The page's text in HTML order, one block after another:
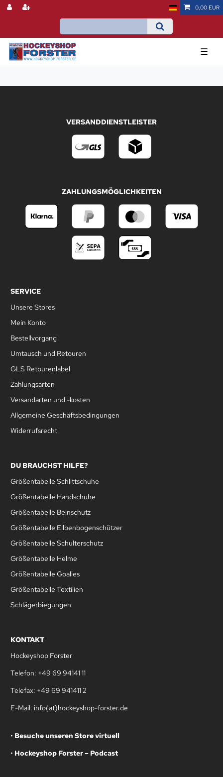
0,00 EUR
☰
VERSANDDIENSTLEISTER
ZAHLUNGSMÖGLICHKEITEN
SERVICE
Unsere Stores
Mein Konto
Bestellvorgang
Umtausch und Retouren
GLS Retourenlabel
Zahlungsarten
Versandarten und -kosten
Allgemeine Geschäftsbedingungen
Widerrufsrecht
DU BRAUCHST HILFE?
Größentabelle Schlittschuhe
Größentabelle Handschuhe
Größentabelle Beinschutz
Größentabelle Ellbenbogenschützer
Größentabelle Schulterschutz
Größentabelle Helme
Größentabelle Goalies
Größentabelle Textilien
Schlägerbiegungen
KONTAKT
Hockeyshop Forster
Telefon: +49 69 94141 11
Telefax: +49 69 941411 2
E-Mail: info(at)hockeyshop-forster.de
• Besuche unseren Store virtuell
• Hockeyshop Forster – Podcast